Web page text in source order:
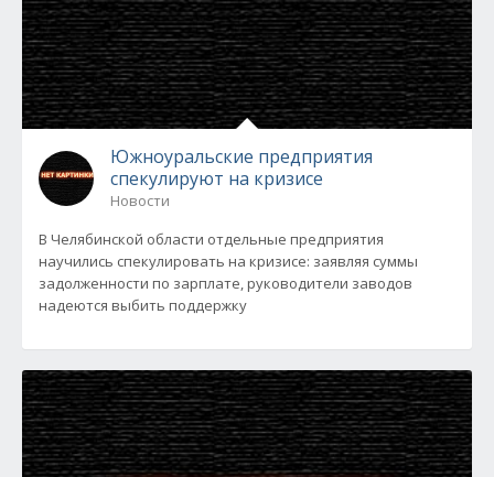
Южноуральские предприятия
спекулируют на кризисе
Новости
В Челябинской области отдельные предприятия
научились спекулировать на кризисе: заявляя суммы
задолженности по зарплате, руководители заводов
надеются выбить поддержку